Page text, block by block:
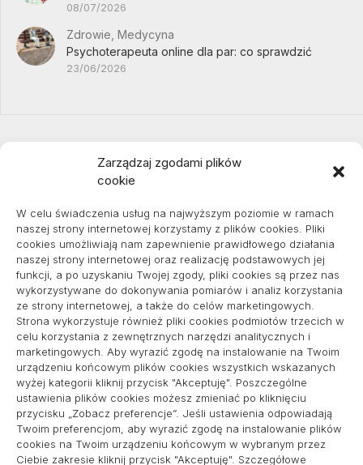
Zarządzaj zgodami plików
cookie
W celu świadczenia usług na najwyższym poziomie w ramach
naszej strony internetowej korzystamy z plików cookies. Pliki
cookies umożliwiają nam zapewnienie prawidłowego działania
naszej strony internetowej oraz realizację podstawowych jej
funkcji, a po uzyskaniu Twojej zgody, pliki cookies są przez nas
wykorzystywane do dokonywania pomiarów i analiz korzystania
ze strony internetowej, a także do celów marketingowych.
Strona wykorzystuje również pliki cookies podmiotów trzecich w
celu korzystania z zewnętrznych narzędzi analitycznych i
marketingowych. Aby wyrazić zgodę na instalowanie na Twoim
urządzeniu końcowym plików cookies wszystkich wskazanych
wyżej kategorii kliknij przycisk "Akceptuję". Poszczególne
ustawienia plików cookies możesz zmieniać po kliknięciu
przycisku „Zobacz preferencje”. Jeśli ustawienia odpowiadają
Twoim preferencjom, aby wyrazić zgodę na instalowanie plików
cookies na Twoim urządzeniu końcowym w wybranym przez
Ciebie zakresie kliknij przycisk "Akceptuję". Szczegółowe
08/07/2026
Zdrowie, Medycyna
Psychoterapeuta online dla par: co sprawdzić
23/06/2026
pozycjonowanie lokalne
Informacje
Polityka plików cookies (EU)
Polityka prywatności